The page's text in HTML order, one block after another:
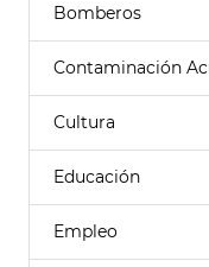
Bomberos
Contaminación
Cultura
Educación
Empleo